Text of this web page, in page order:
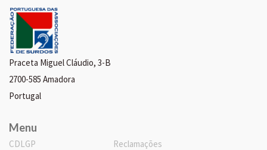
Praceta Miguel Cláudio, 3-B
2700-585 Amadora
Portugal
Menu
CDLGP
Reclamações